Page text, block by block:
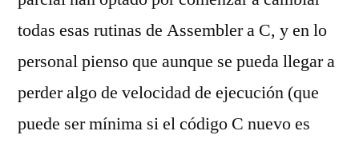
todas esas rutinas de Assembler a C, y en lo
personal pienso que aunque se pueda llegar a
perder algo de velocidad de ejecución (que
puede ser mínima si el código C nuevo es